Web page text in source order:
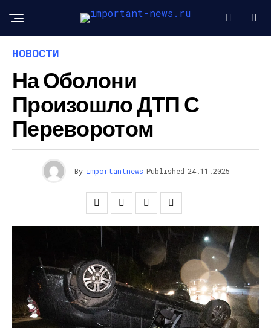
НОВОСТИ
На Оболони
Произошло ДТП С
Переворотом
By importantnews Published 24.11.2025